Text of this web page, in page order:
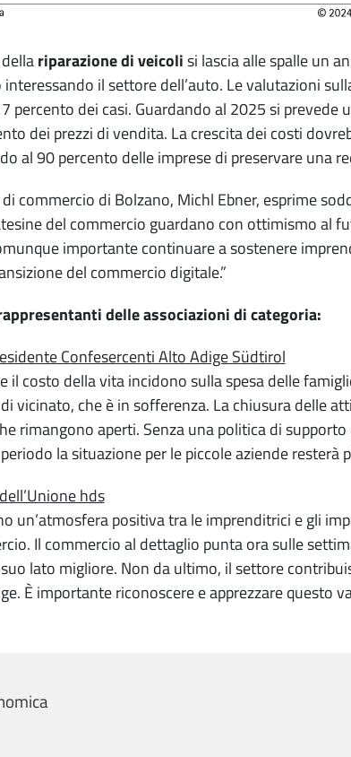
riparazione di veicolisi lascia alle spalle un
il settore dell’auto. Le valutazioni
percento dei casi. Guardando al 2025 si prevede
dei prezzi di vendita. La crescita dei costi
al 90 percento delle imprese di preservare una
commercio di Bolzano, Michl Ebner, esprime
del commercio guardano con ottimismo al
importante continuare a sostenere
del commercio digitale.”
delle associazioni di categoria:
Confesercenti Alto Adige Südtirol
il costo della vita incidono sulla spesa delle
vicinato, che è in sofferenza. La chiusura delle
rimangono aperti. Senza una politica di supporto
la situazione per le piccole aziende resterà
hds
un’atmosfera positiva tra le imprenditrici e gli
Il commercio al dettaglio punta ora sulle
lato migliore. Non da ultimo, il settore
È importante riconoscere e apprezzare questo